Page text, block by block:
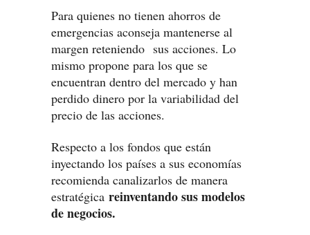
Para quienes no tienen ahorros de
emergencias aconseja mantenerse al
margen reteniendo sus acciones. Lo
mismo propone para los que se
encuentran dentro del mercado y han
perdido dinero por la variabilidad del
precio de las acciones.
Respecto a los fondos que están
inyectando los países a sus economías
recomienda canalizarlos de manera
estratégica reinventando sus modelos
de negocios.